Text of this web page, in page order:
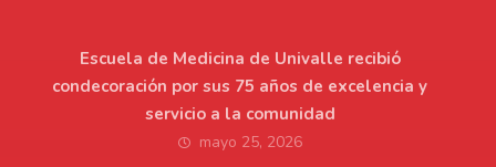
Escuela de Medicina de Univalle recibió
condecoración por sus 75 años de excelencia y
servicio a la comunidad
mayo 25, 2026